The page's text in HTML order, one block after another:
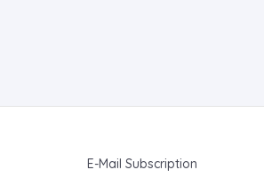
E-Mail Subscription